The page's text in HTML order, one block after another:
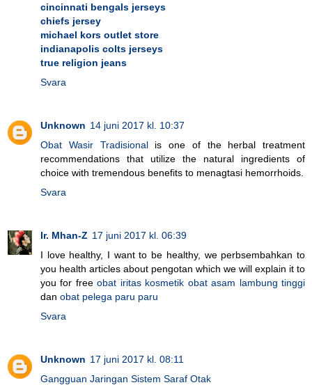
cincinnati bengals jerseys
chiefs jersey
michael kors outlet store
indianapolis colts jerseys
true religion jeans
Svara
Unknown 14 juni 2017 kl. 10:37
Obat Wasir Tradisionalis one of the herbal treatment
recommendations that utilize the natural ingredients of
choice with tremendous benefits to menagtasi hemorrhoids.
Svara
Ir. Mhan-Z 17 juni 2017 kl. 06:39
I love healthy, I want to be healthy, we perbsembahkan to
you health articles about pengotan which we will explain it to
you for freeobat iritas kosmetik obat asam lambung tinggi
dan obat pelega paru paru
Svara
Unknown 17 juni 2017 kl. 08:11
Gangguan Jaringan Sistem Saraf Otak